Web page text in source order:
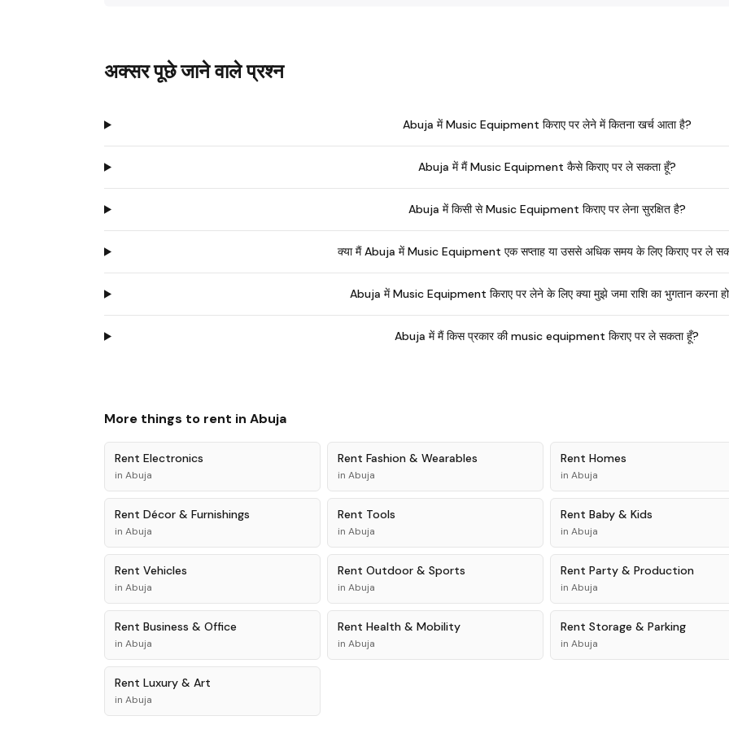
अक्सर पूछे जाने वाले प्रश्न
Abuja में Music Equipment किराए पर लेने में कितना खर्च आता है?
Abuja में मैं Music Equipment कैसे किराए पर ले सकता हूँ?
Abuja में किसी से Music Equipment किराए पर लेना सुरक्षित है?
क्या मैं Abuja में Music Equipment एक सप्ताह या उससे अधिक समय के लिए किराए पर ले
Abuja में Music Equipment किराए पर लेने के लिए क्या मुझे जमा राशि का भुगतान करना
Abuja में मैं किस प्रकार की music equipment किराए पर ले सकता हूँ?
More things to rent in Abuja
Rent Electronics
in Abuja
Rent Fashion & Wearables
in Abuja
Rent Homes
in Abuja
Rent Décor & Furnishings
in Abuja
Rent Tools
in Abuja
Rent Baby & Kids
in Abuja
Rent Vehicles
in Abuja
Rent Outdoor & Sports
in Abuja
Rent Party & Production
in Abuja
Rent Business & Office
in Abuja
Rent Health & Mobility
in Abuja
Rent Storage & Parking
in Abuja
Rent Luxury & Art
in Abuja